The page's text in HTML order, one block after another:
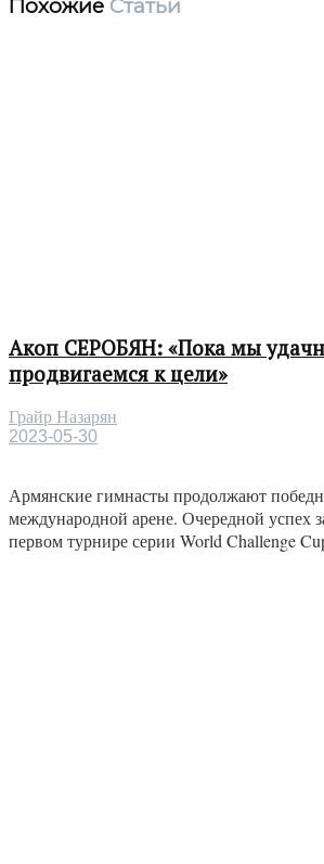
Похожие Статьи
Акоп СЕРОБЯН: «Пока мы
продвигаемся к цели»
Грайр Назарян
2023-05-30
Армянские гимнасты продолжают
международной арене. Очередной успех
первом турнире серии World Challenge